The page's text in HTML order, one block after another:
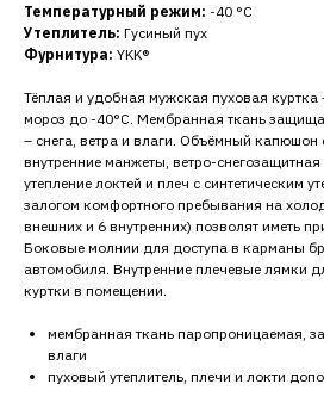
Температурный режим: -40 °C
Утеплитель: Гусиный пух
Фурнитура: YKK®
Тёплая и удобная мужская пуховая куртка
мороз до -40°C. Мембранная ткань
– снега, ветра и влаги. Объёмный капюшон
внутренние манжеты, ветро-
утепление локтей и плеч с синтетическим
залогом комфортного пребывания на
внешних и 6 внутренних) позволят иметь
Боковые молнии для доступа в карманы
автомобиля. Внутренние плечевые лямки
куртки в помещении.
мембранная ткань паропроницаемая,
влаги
пуховый утеплитель, плечи и локти